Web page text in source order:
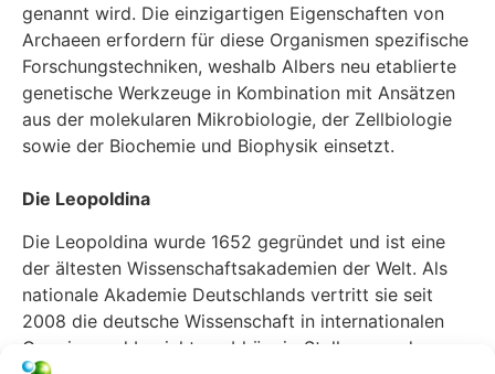
genannt wird. Die einzigartigen Eigenschaften von
Archaeen erfordern für diese Organismen spezifische
Forschungstechniken, weshalb Albers neu etablierte
genetische Werkzeuge in Kombination mit Ansätzen
aus der molekularen Mikrobiologie, der Zellbiologie
sowie der Biochemie und Biophysik einsetzt.
Die Leopoldina
Die Leopoldina wurde 1652 gegründet und ist eine
der ältesten Wissenschaftsakademien der Welt. Als
nationale Akademie Deutschlands vertritt sie seit
2008 die deutsche Wissenschaft in internationalen
Gremien und bezieht unabhängig Stellung zu den